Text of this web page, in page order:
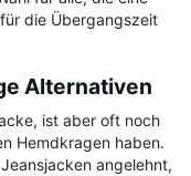
die Übergangszeit
Alternativen
ist aber oft noch
Hemdkragen haben.
angelehnt,